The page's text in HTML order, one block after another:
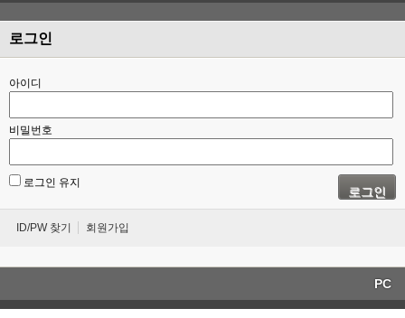
로그인
아이디
비밀번호
로그인 유지
로그인
ID/PW 찾기 회원가입
PC